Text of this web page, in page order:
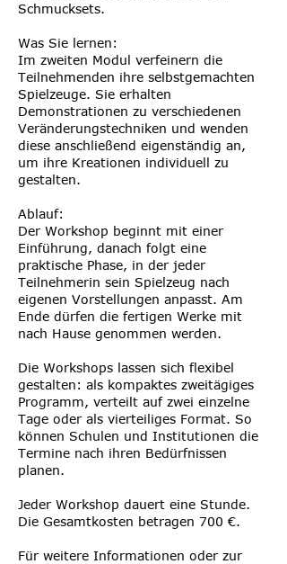
Schmucksets.
Was Sie lernen:
Im zweiten Modul verfeinern die
Teilnehmenden ihre selbstgemachten
Spielzeuge. Sie erhalten
Demonstrationen zu verschiedenen
Veränderungstechniken und wenden
diese anschließend eigenständig an,
um ihre Kreationen individuell zu
gestalten.
Ablauf:
Der Workshop beginnt mit einer
Einführung, danach folgt eine
praktische Phase, in der jeder
Teilnehmerin sein Spielzeug nach
eigenen Vorstellungen anpasst. Am
Ende dürfen die fertigen Werke mit
nach Hause genommen werden.
Die Workshops lassen sich flexibel
gestalten: als kompaktes zweitägiges
Programm, verteilt auf zwei einzelne
Tage oder als vierteiliges Format. So
können Schulen und Institutionen die
Termine nach ihren Bedürfnissen
planen.
Jeder Workshop dauert eine Stunde.
Die Gesamtkosten betragen 700 €.
Für weitere Informationen oder zur